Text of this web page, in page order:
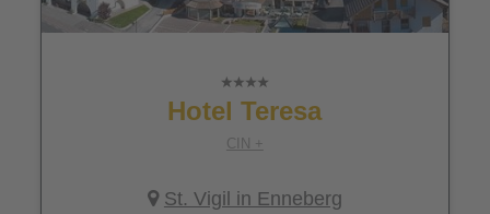
Hotel Teresa
CIN +
St. Vigil in Enneberg